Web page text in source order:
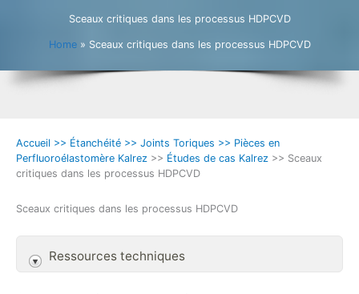
Sceaux critiques dans les processus HDPCVD
Home » Sceaux critiques dans les processus HDPCVD
Accueil >> Étanchéité >> Joints Toriques >> Pièces en
Perfluoroélastomère Kalrez >> Études de cas Kalrez >> Sceaux
critiques dans les processus HDPCVD
Sceaux critiques dans les processus HDPCVD
Ressources techniques